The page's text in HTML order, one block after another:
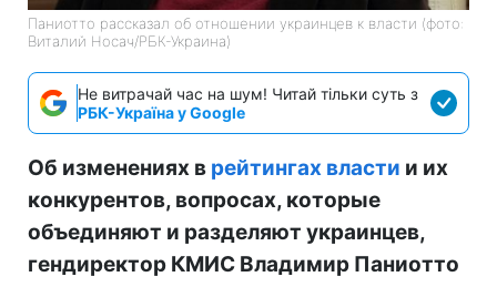
Паниотто рассказал об отношении украинцев к власти (фото:
Виталий Носач/РБК-Украина)
Не витрачай час на шум! Читай тільки суть з
РБК-Україна у Google
Об изменениях в рейтингах власти и их
конкурентов, вопросах, которые
объединяют и разделяют украинцев,
гендиректор КМИС Владимир Паниотто